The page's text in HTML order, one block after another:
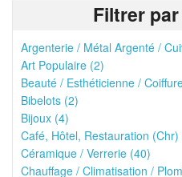
Filtrer
Argenterie / Métal Argenté /
Art Populaire (2)
Beauté / Esthéticienne /
Bibelots (2)
Bijoux (4)
Café, Hôtel, Restauration (Chr)
Céramique / Verrerie (40)
Chauffage / Climatisation /